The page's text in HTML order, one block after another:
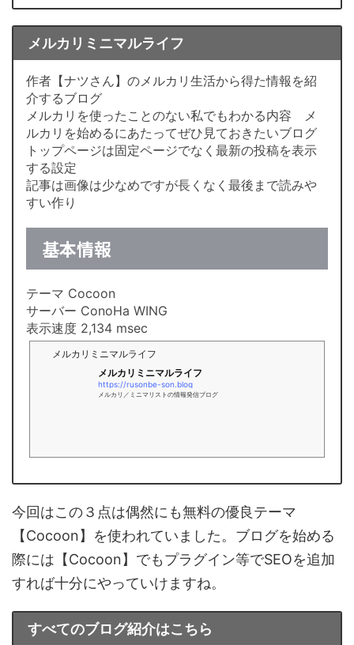
メルカリミニマルライフ
作者【ナツさん】のメルカリ生活から得た情報を紹
介するブログ
メルカリを使ったことのない私でもわかる内容 メ
ルカリを始めるにあたってぜひ見ておきたいブログ
トップページは固定ページでなく最新の投稿を表示
する設定
記事は画像は少なめですが長くなく最後まで読みや
すい作り
基本情報
テーマ Cocoon
サーバー ConoHa WING
表示速度 2,134 msec
メルカリミニマルライフ
メルカリミニマルライフ
https://rusonbe-son.blog
メルカリ／ミニマリストの情報発信ブログ
今回はこの３点は偶然にも無料の優良テーマ
【Cocoon】を使われていました。ブログを始める
際には【Cocoon】でもプラグイン等でSEOを追加
すれば十分にやっていけますね。
すべてのブログ紹介はこちら